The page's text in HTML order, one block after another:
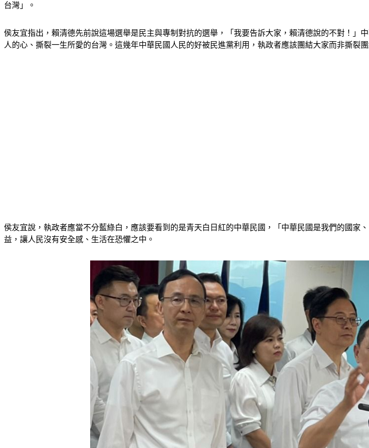
台灣」。
侯友宜指出，賴清德先前說這場選舉是民主與專制對抗的選舉，「我要告訴大家，賴清德說的不對！」
人的心、撕裂一生所愛的台灣。這幾年中華民國人民的好被民進黨利用，執政者應該團結大家而非撕裂團
侯友宜說，執政者應當不分藍綠白，應該要看到的是青天白日紅的中華民國，「中華民國是我們的國家
益，讓人民沒有安全感、生活在恐懼之中。